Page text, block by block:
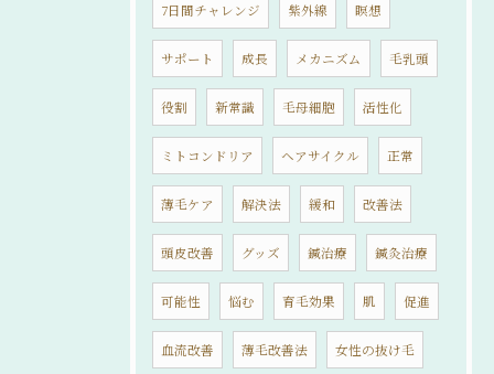
7日間チャレンジ 紫外線 瞑想
サポート 成長 メカニズム 毛乳頭
役割 新常識 毛母細胞 活性化
ミトコンドリア ヘアサイクル 正常
薄毛ケア 解決法 緩和 改善法
頭皮改善 グッズ 鍼治療 鍼灸治療
可能性 悩む 育毛効果 肌 促進
血流改善 薄毛改善法 女性の抜け毛